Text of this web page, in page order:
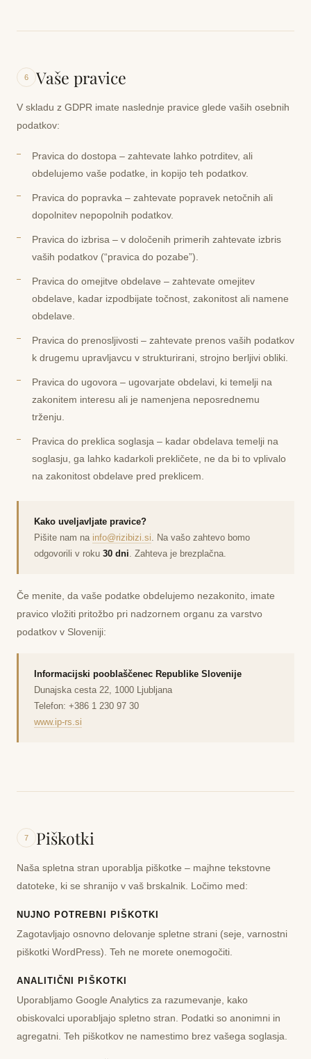
6 Vaše pravice
V skladu z GDPR imate naslednje pravice glede vaših osebnih
podatkov:
Pravica do dostopa – zahtevate lahko potrditev, ali
obdelujemo vaše podatke, in kopijo teh podatkov.
Pravica do popravka – zahtevate popravek netočnih ali
dopolnitev nepopolnih podatkov.
Pravica do izbrisa – v določenih primerih zahtevate izbris
vaših podatkov (“pravica do pozabe”).
Pravica do omejitve obdelave – zahtevate omejitev
obdelave, kadar izpodbijate točnost, zakonitost ali namene
obdelave.
Pravica do prenosljivosti – zahtevate prenos vaših podatkov
k drugemu upravljavcu v strukturirani, strojno berljivi obliki.
Pravica do ugovora – ugovarjate obdelavi, ki temelji na
zakonitem interesu ali je namenjena neposrednemu
trženju.
Pravica do preklica soglasja – kadar obdelava temelji na
soglasju, ga lahko kadarkoli prekličete, ne da bi to vplivalo
na zakonitost obdelave pred preklicem.
Kako uveljavljate pravice?
Pišite nam na info@rizibizi.si. Na vašo zahtevo bomo
odgovorili v roku 30 dni. Zahteva je brezplačna.
Če menite, da vaše podatke obdelujemo nezakonito, imate
pravico vložiti pritožbo pri nadzornem organu za varstvo
podatkov v Sloveniji:
Informacijski pooblaščenec Republike Slovenije
Dunajska cesta 22, 1000 Ljubljana
Telefon: +386 1 230 97 30
www.ip-rs.si
7 Piškotki
Naša spletna stran uporablja piškotke – majhne tekstovne
datoteke, ki se shranijo v vaš brskalnik. Ločimo med:
NUJNO POTREBNI PIŠKOTKI
Zagotavljajo osnovno delovanje spletne strani (seje, varnostni
piškotki WordPress). Teh ne morete onemogočiti.
ANALITIČNI PIŠKOTKI
Uporabljamo Google Analytics za razumevanje, kako
obiskovalci uporabljajo spletno stran. Podatki so anonimni in
agregatni. Teh piškotkov ne namestimo brez vašega soglasja.